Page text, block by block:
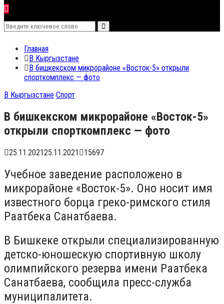
Search
for:
Search
Главная
В Кыргызстане
В бишкекском микрорайоне «Восток-5» открыли
спорткомплекс — фото
В Кыргызстане Спорт
В бишкекском микрорайоне «Восток-5»
открыли спорткомплекс — фото
25.11.202125.11.2021 15697
Учебное заведение расположено в
микрорайоне «Восток-5». Оно носит имя
известного борца греко-римского стиля
Раатбека Санатбаева.
В Бишкеке открыли специализированную
детско-юношескую спортивную школу
олимпийского резерва имени Раатбека
Санатбаева, сообщила пресс-служба
муниципалитета.